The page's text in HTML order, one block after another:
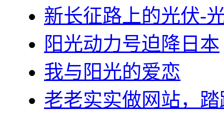
新长征路上的光伏-
阳光动力号迫降日本
我与阳光的爱恋
老老实实做网站，